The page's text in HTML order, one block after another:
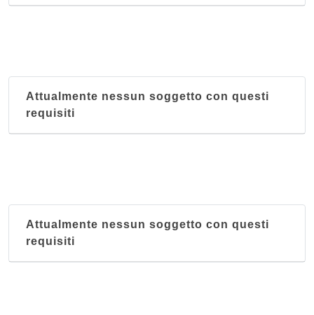
Attualmente nessun soggetto con questi
requisiti
Attualmente nessun soggetto con questi
requisiti